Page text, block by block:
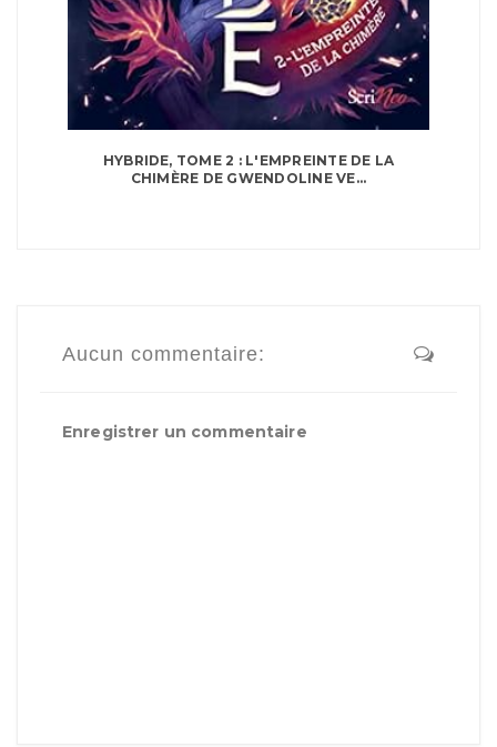
HYBRIDE, TOME 2 : L'EMPREINTE DE LA
CHIMÈRE DE GWENDOLINE VE...
Aucun commentaire:
Enregistrer un commentaire